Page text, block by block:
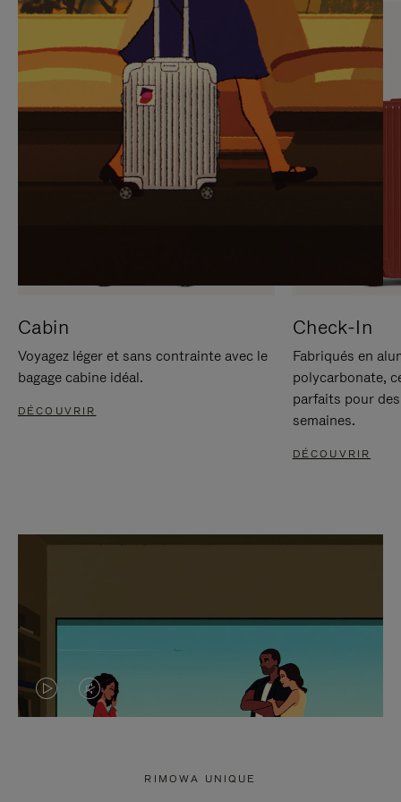
SUR
POUR
METTRE
PAUSE
VEUILLEZ
CLIQUER
POUR
RÉACTIVER
LE
SON
Cabin
Voyagez léger et sans contrainte avec le
bagage cabine idéal.
DÉCOUVRIR
Check-In
Fabriqués en
polycarbonate,
parfaits pour
semaines.
DÉCOUVRIR
LA LE
RIMOWA UNIQUE